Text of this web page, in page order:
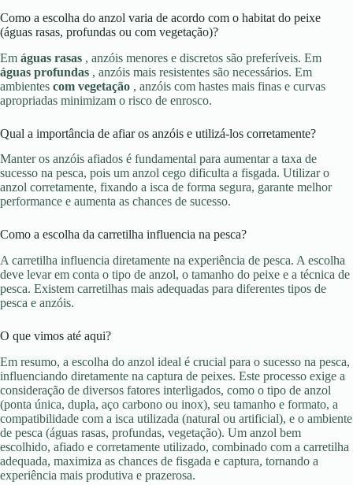
Como a escolha do anzol varia de acordo com o habitat do peixe
(águas rasas, profundas ou com vegetação)?
Em águas rasas , anzóis menores e discretos são preferíveis. Em
águas profundas , anzóis mais resistentes são necessários. Em
ambientes com vegetação , anzóis com hastes mais finas e curvas
apropriadas minimizam o risco de enrosco.
Qual a importância de afiar os anzóis e utilizá-los corretamente?
Manter os anzóis afiados é fundamental para aumentar a taxa de
sucesso na pesca, pois um anzol cego dificulta a fisgada. Utilizar o
anzol corretamente, fixando a isca de forma segura, garante melhor
performance e aumenta as chances de sucesso.
Como a escolha da carretilha influencia na pesca?
A carretilha influencia diretamente na experiência de pesca. A escolha
deve levar em conta o tipo de anzol, o tamanho do peixe e a técnica de
pesca. Existem carretilhas mais adequadas para diferentes tipos de
pesca e anzóis.
O que vimos até aqui?
Em resumo, a escolha do anzol ideal é crucial para o sucesso na pesca,
influenciando diretamente na captura de peixes. Este processo exige a
consideração de diversos fatores interligados, como o tipo de anzol
(ponta única, dupla, aço carbono ou inox), seu tamanho e formato, a
compatibilidade com a isca utilizada (natural ou artificial), e o ambiente
de pesca (águas rasas, profundas, vegetação). Um anzol bem
escolhido, afiado e corretamente utilizado, combinado com a carretilha
adequada, maximiza as chances de fisgada e captura, tornando a
experiência mais produtiva e prazerosa.